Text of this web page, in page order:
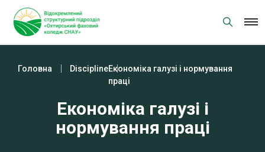
content
Головна DisciplineЕкономіка галузі і нормування
праці
Економіка галузі і
нормування праці